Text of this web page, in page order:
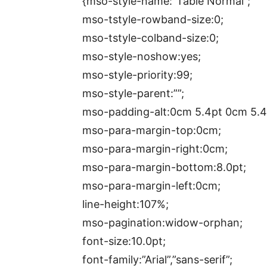
mso-tstyle-rowband-size:0;
mso-tstyle-colband-size:0;
mso-style-noshow:yes;
mso-style-priority:99;
mso-style-parent:””;
mso-padding-alt:0cm 5.4pt 0cm
mso-para-margin-top:0cm;
mso-para-margin-right:0cm;
mso-para-margin-bottom:8.0pt;
mso-para-margin-left:0cm;
line-height:107%;
mso-pagination:widow-orphan;
font-size:10.0pt;
font-family:”Arial”,”sans-serif”;